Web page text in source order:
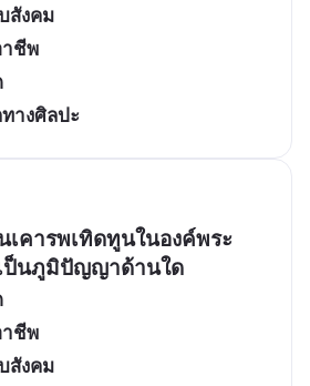
สังคม
าชีพ
างศิลปะ
เคารพเทิดทูนในองค์พระ
ป็นภูมิปัญญาด้านใด
าชีพ
สังคม